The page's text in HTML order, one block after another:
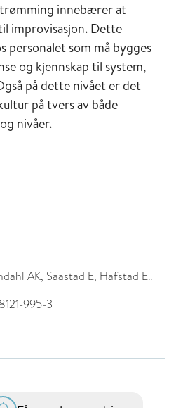
innebærer at
improvisasjon. Dette
som må bygges
og kjennskap til system,
på dette nivået er det
på tvers av både
nivåer.
AK, Saastad E, Hafstad E..
995-3